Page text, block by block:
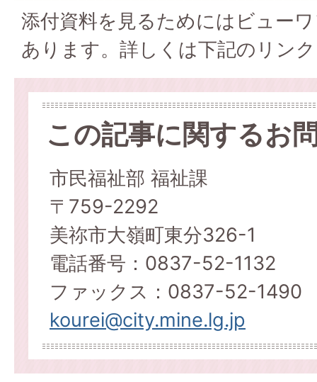
添付資料を見るためにはビュー
あります。詳しくは下記のリン
この記事に関するお
市民福祉部 福祉課
〒759-2292
美祢市大嶺町東分326-1
電話番号：0837-52-1132
ファックス：0837-52-1490
kourei@city.mine.lg.jp